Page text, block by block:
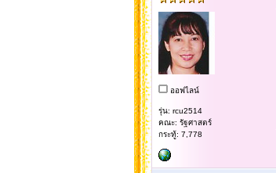
ออฟไลน์
รุ่น: rcu2514
คณะ: รัฐศาสตร์
กระทู้: 7,778